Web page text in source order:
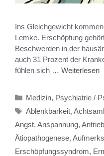
Ins Gleichgewicht
Lemke. Erschöpfung
Beschwerden in der
auch 31 Prozent der
fühlen sich … Weiterlesen
Medizin, Psychiatrie /
Ablenkbarkeit,
Angst, Anspannung,
Ätiopathogenese,
Erschöpfungssyndrom,